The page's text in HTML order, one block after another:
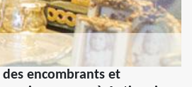
encombrants et